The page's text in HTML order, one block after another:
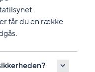
får du en række